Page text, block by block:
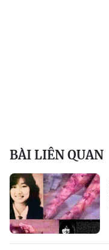
BÀI LIÊN QUAN